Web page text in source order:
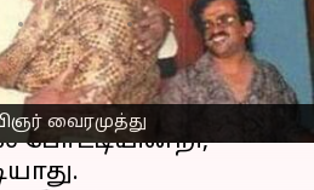
வைரமுத்து
Mar 29, 2023 02:05 pm
போட்டியின்றி,